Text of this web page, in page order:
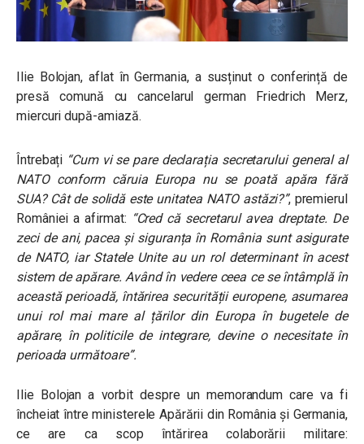
Ilie Bolojan, aflat în Germania, a susținut o conferință de
presă comună cu cancelarul german Friedrich Merz,
miercuri după-amiază.
Întrebați “Cum vi se pare declarația secretarului general al
NATO conform căruia Europa nu se poată apăra fără
SUA? Cât de solidă este unitatea NATO astăzi?”, premierul
României a afirmat: “Cred că secretarul avea dreptate. De
zeci de ani, pacea și siguranța în România sunt asigurate
de NATO, iar Statele Unite au un rol determinant în acest
sistem de apărare. Având în vedere ceea ce se întâmplă în
această perioadă, întărirea securității europene, asumarea
unui rol mai mare al țărilor din Europa în bugetele de
apărare, în politicile de integrare, devine o necesitate în
perioada următoare”.
Ilie Bolojan a vorbit despre un memorandum care va fi
încheiat între ministerele Apărării din România și Germania,
ce are ca scop întărirea colaborării militare: